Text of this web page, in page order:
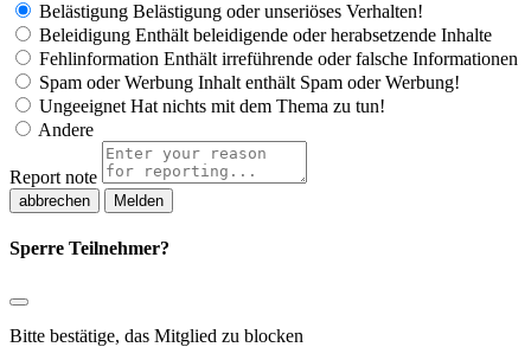
Belästigung Belästigung oder unseriöses Verhalten!
Beleidigung Enthält beleidigende oder herabsetzende Inhalte
Fehlinformation Enthält irreführende oder falsche Informationen
Spam oder Werbung Inhalt enthält Spam oder Werbung!
Ungeeignet Hat nichts mit dem Thema zu tun!
Andere
Report note
Melden
Sperre Teilnehmer?
Bitte bestätige, das Mitglied zu blocken